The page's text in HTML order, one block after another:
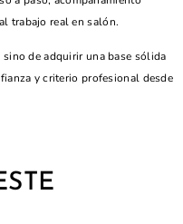
trabajo real en salón.
de adquirir una base sólida
y criterio profesional desde